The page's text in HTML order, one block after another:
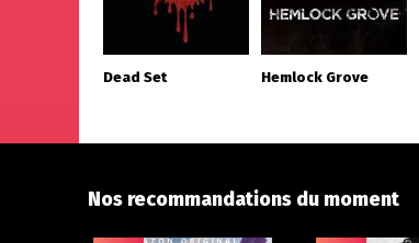
Dead Set Hemlock Grove
Nos recommandations du moment